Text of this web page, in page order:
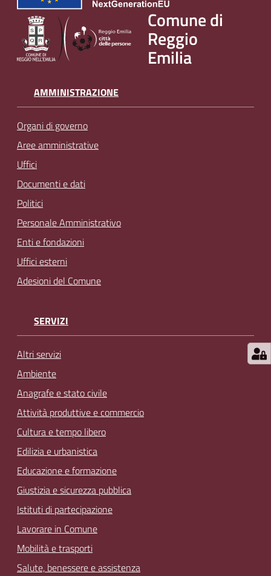
e
Seguici
su
Comune di
Reggio
Emilia
AMMINISTRAZIONE
Organi di governo
Aree amministrative
Uffici
Documenti e dati
Politici
Personale Amministrativo
Enti e fondazioni
Uffici esterni
Adesioni del Comune
SERVIZI
Altri servizi
Ambiente
Anagrafe e stato civile
Attività produttive e commercio
Cultura e tempo libero
Edilizia e urbanistica
Educazione e formazione
Giustizia e sicurezza pubblica
Istituti di partecipazione
Lavorare in Comune
Mobilità e trasporti
Salute, benessere e assistenza